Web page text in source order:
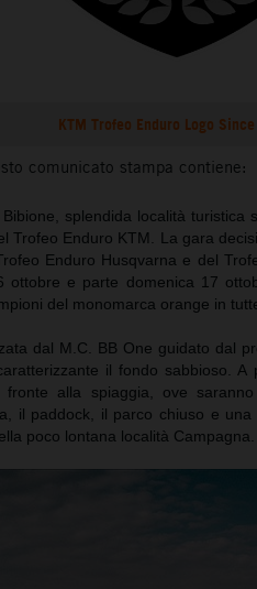
KTM Trofeo Enduro Logo
comunicato stampa contiene:
splendida località turistica
Trofeo Enduro KTM. La gara
Enduro Husqvarna e del
ottobre e parte domenica 17
del monomarca orange in
dal M.C. BB One guidato dal
il fondo sabbioso.
alla spiaggia, ove
il paddock, il parco chiuso e
poco lontana località Campagna.